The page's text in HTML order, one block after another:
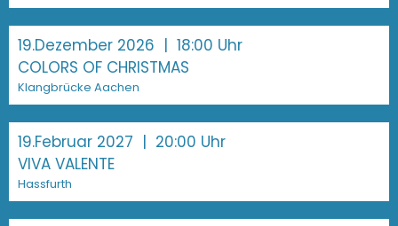
19.Dezember 2026 | 18:00 Uhr
COLORS OF CHRISTMAS
Klangbrücke Aachen
19.Februar 2027 | 20:00 Uhr
VIVA VALENTE
Hassfurth